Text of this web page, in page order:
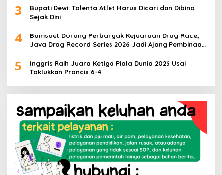
3
Bupati Dewi: Talenta Atlet Harus Dicari dan Dibina
Sejak Dini
4
Bamsoet Dorong Perbanyak Kejuaraan Drag Race,
Java Drag Record Series 2026 Jadi Ajang Pembinaan
5
Inggris Raih Juara Ketiga Piala Dunia 2026 Usai
Taklukkan Prancis 6-4